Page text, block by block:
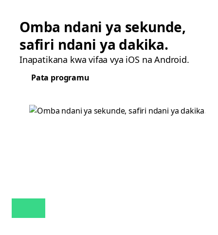
Omba ndani ya sekunde,
safiri ndani ya dakika.
Inapatikana kwa vifaa vya iOS na Android.
Pata programu